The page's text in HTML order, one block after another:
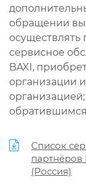
обращении
сервисное
BAXI,
организации
организацией;
Список
(Россия)